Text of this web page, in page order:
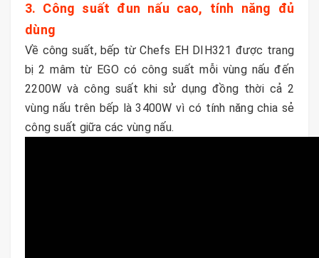
3. Công suất đun nấu cao, tính năng đủ
dùng
Về công suất, bếp từ Chefs EH DIH321 được trang
bị 2 mâm từ EGO có công suất mỗi vùng nấu đến
2200W và công suất khi sử dụng đồng thời cả 2
vùng nấu trên bếp là 3400W vì có tính năng chia sẻ
công suất giữa các vùng nấu.